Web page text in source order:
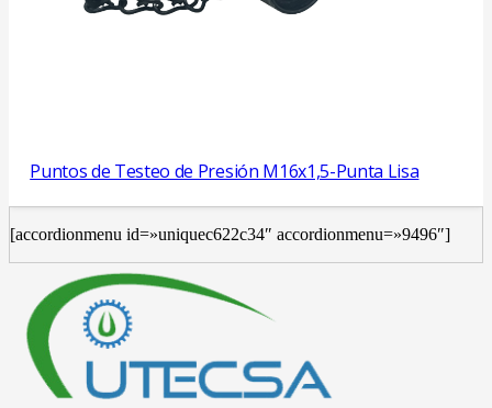
Puntos de Testeo de Presión M16x1,5-Punta Lisa
[accordionmenu id=»uniquec622c34″ accordionmenu=»9496″]